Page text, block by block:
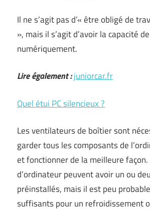
Il ne s’agit pas d’« être obligé de
», mais il s’agit d’avoir la capacité
numériquement.
Lire également :juniorcar.fr
Quel étui PC silencieux ?
Les ventilateurs de boîtier sont
garder tous les composants de
et fonctionner de la meilleure
d’ordinateur peuvent avoir un ou
préinstallés, mais il est peu
suffisants pour un refroidissement